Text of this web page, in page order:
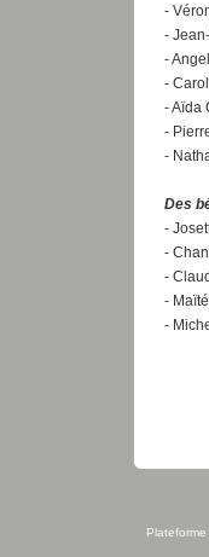
-
-
-
-
- Aïda
-
-
Des
-
-
-
-
-